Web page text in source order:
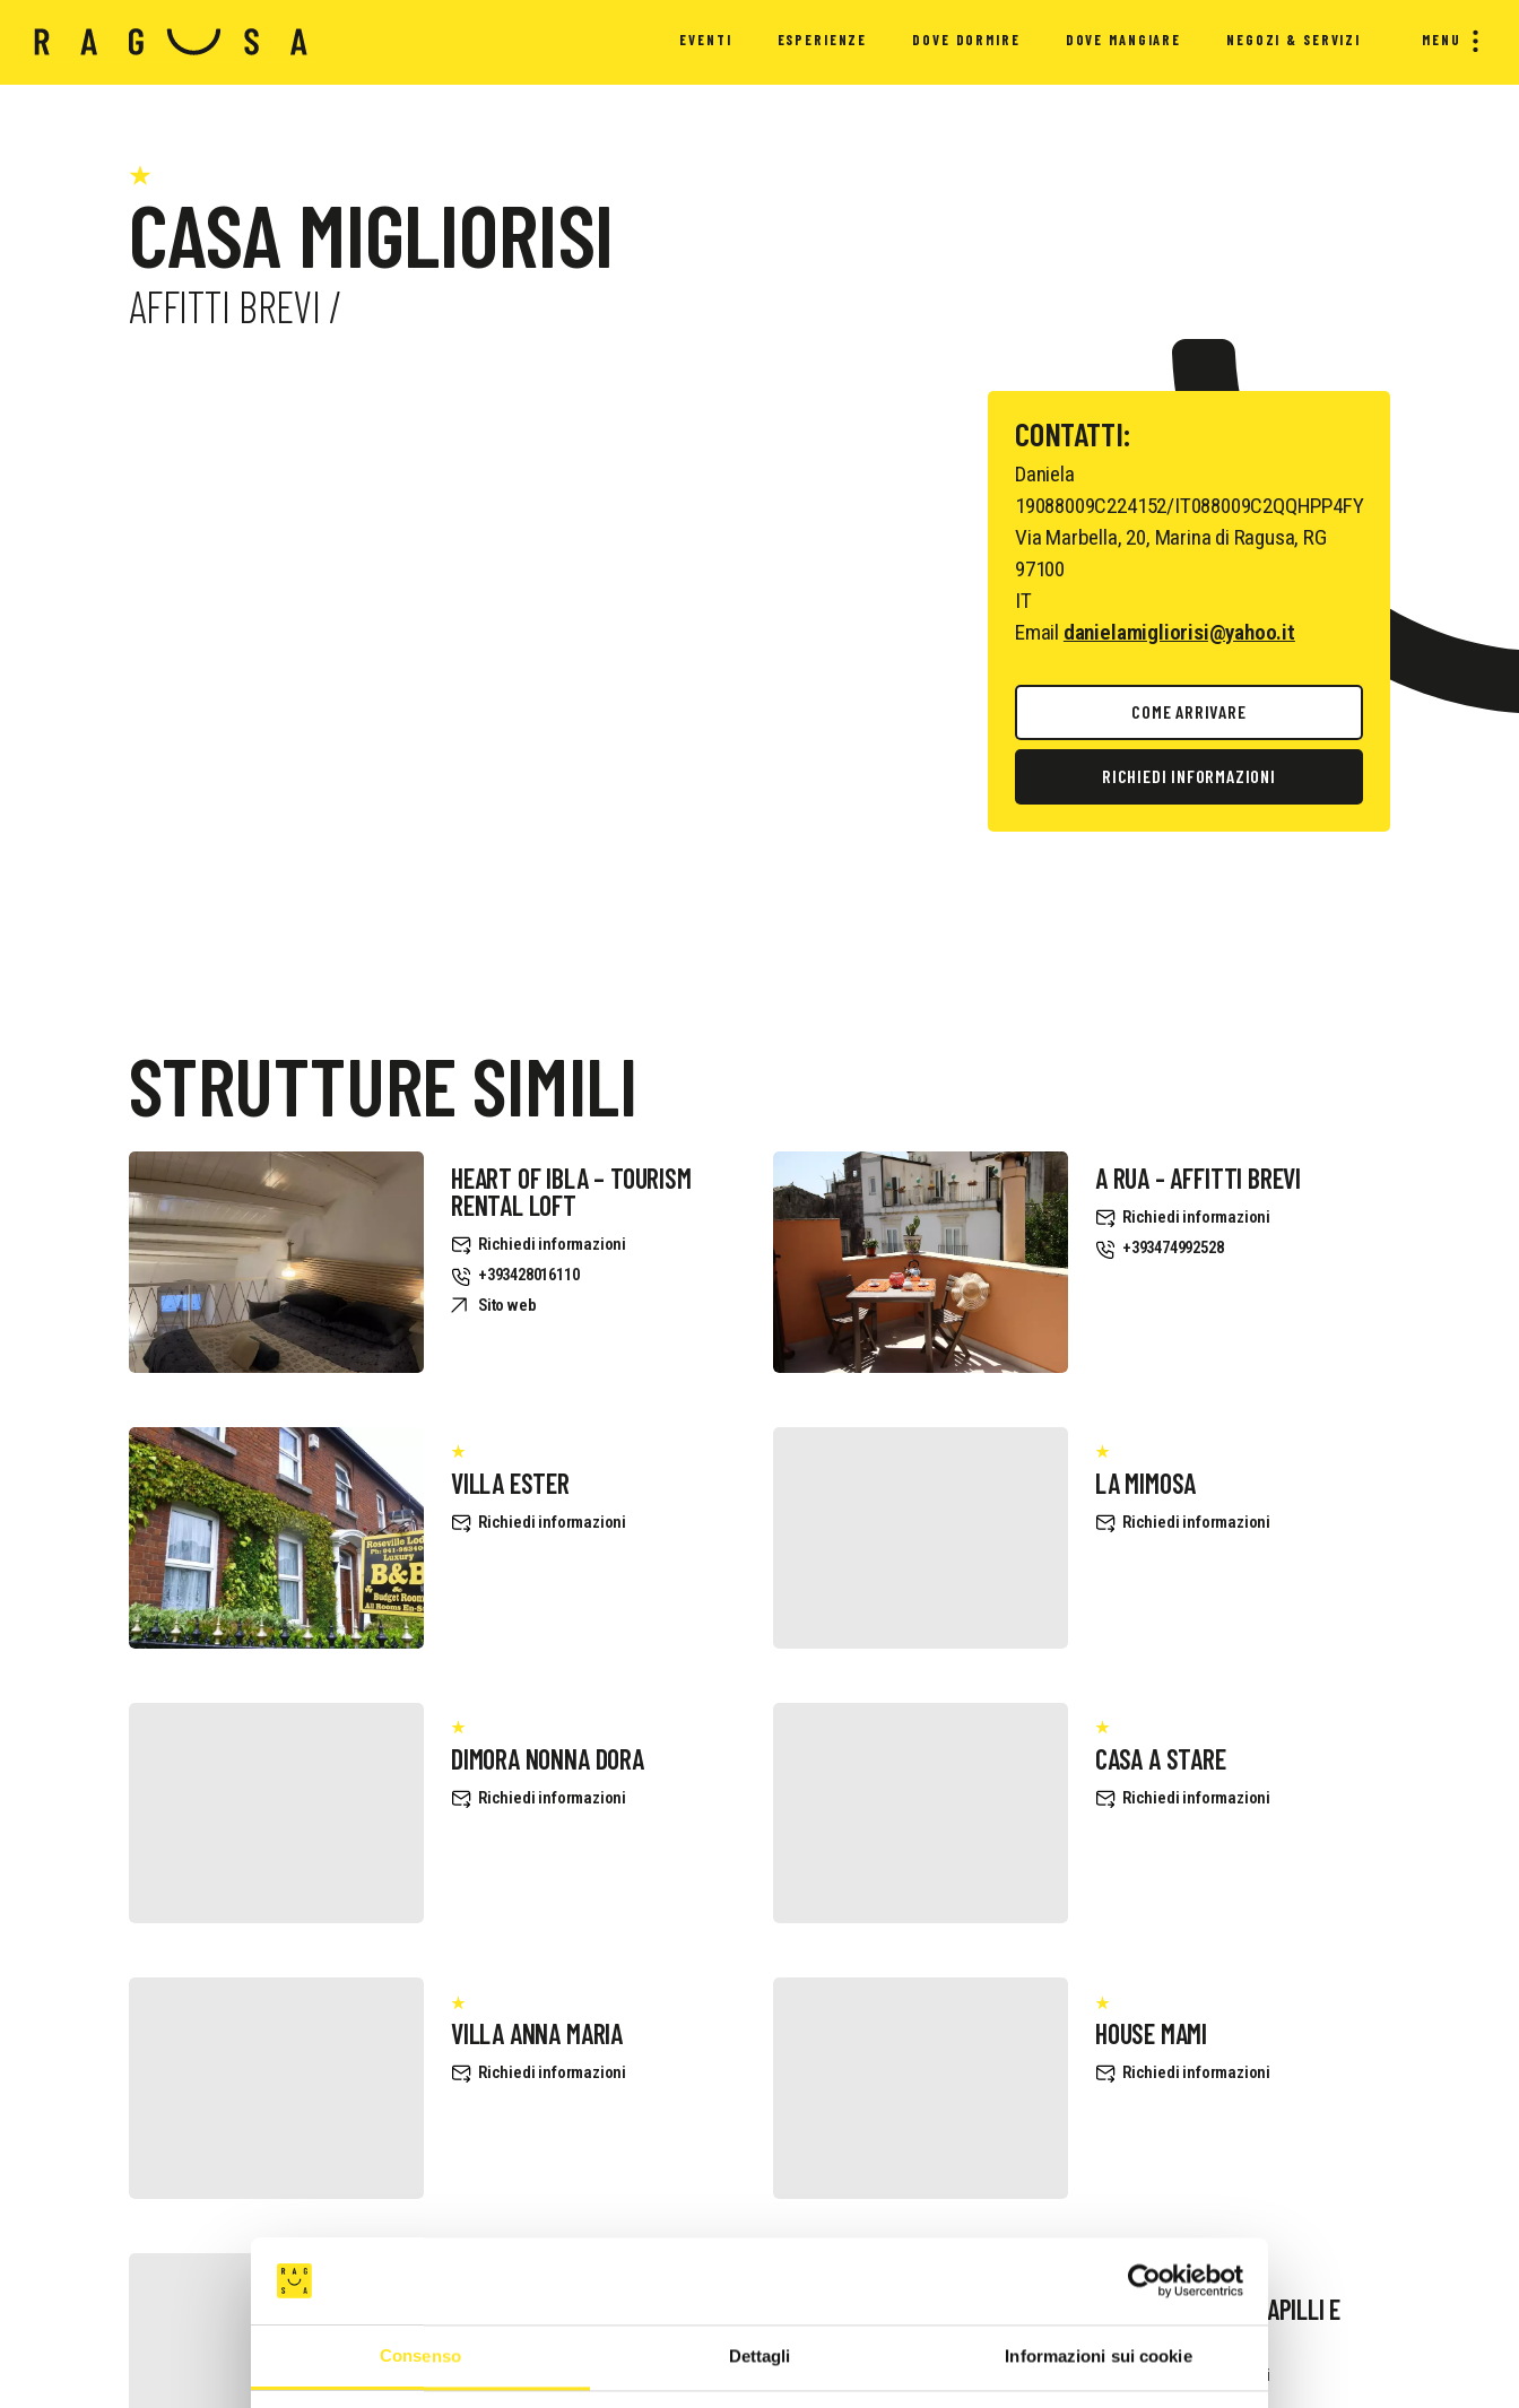
Consenso Dettagli Informazioni sui cookie
EVENTI ESPERIENZE DOVE DORMIRE DOVE MANGIARE NEGOZI & SERVIZI MENU
CASA MIGLIORISI
AFFITTI BREVI /
CONTATTI:
Daniela
19088009C224152/IT088009C2QQHPP4FY
Via Marbella, 20, Marina di Ragusa, RG
97100
IT
Email danielamigliorisi@yahoo.it
COME ARRIVARE
RICHIEDI INFORMAZIONI
STRUTTURE SIMILI
HEART OF IBLA – TOURISM
RENTAL LOFT
Richiedi informazioni
+393428016110
Sito web
A RUA - AFFITTI BREVI
Richiedi informazioni
+393474992528
VILLA ESTER
Richiedi informazioni
LA MIMOSA
Richiedi informazioni
DIMORA NONNA DORA
Richiedi informazioni
CASA A STARE
Richiedi informazioni
VILLA ANNA MARIA
Richiedi informazioni
HOUSE MAMI
Richiedi informazioni
ALBERO DI GIADA LAPILLI E
CORALLI
Richiedi informazioni